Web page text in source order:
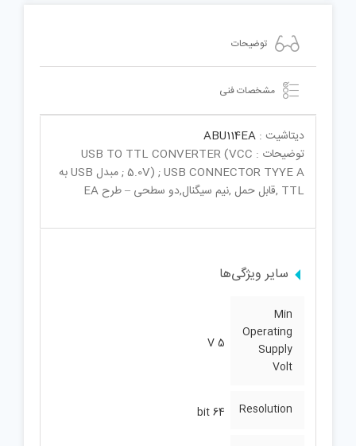
توضیحات
مشخصات فنی
دیتاشیت : ABU114EA
توضیحات : USB TO TTL CONVERTER (VCC
5.0V) ; USB CONNECTOR TYYE A ; مبدل USB به
TTL ,قابل حمل ,نیم سیگنال,دو سطحی – طرح EA
سایر ویژگی‌ها
Min
Operating
Supply
Volt
5 V
Resolution
64 bit